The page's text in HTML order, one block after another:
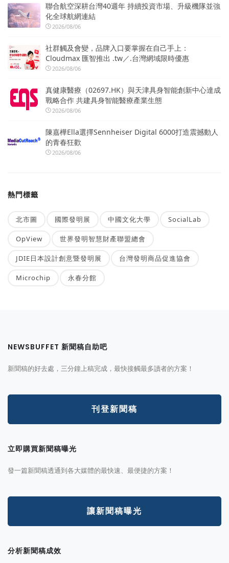
聯合航空深耕台灣40週年 持續投資市場、升級機隊並強
化全球航網連結
2026/08/06
社群觸及會變，品牌入口要掌握在自己手上：
Cloudmax 匯智推出 .tw／.台灣網域限時優惠
2026/08/06
真健康醫療（02697.HK）與天津具身智能創新中心達成
戰略合作 共建具身智能醫療產業生態
2026/08/06
陳嘉樺Ella選擇Sennheiser Digital 6000打造震撼動人
的青春狂歡
2026/08/06
熱門標籤
北市圖 國際發明展 中國文化大學 SocialLab
OpView 世界發明智慧財產聯盟總會
JDIE日本設計創意暨發明展 台灣發明商品促進協會
Microchip 永春分館
NEWSBUFFET 新聞稿自助吧
新聞稿的好去處，三分鐘上稿完成，最快接觸最多讀者的方案！
刊登新聞稿
立即購買新聞稿曝光
發一篇新聞稿透通到各大媒體的最快速、最便捷的方案！
讓新聞稿曝光
分析新聞稿成效